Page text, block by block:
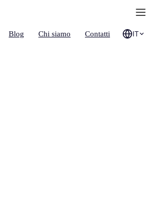
Blog Chi siamo Contatti IT